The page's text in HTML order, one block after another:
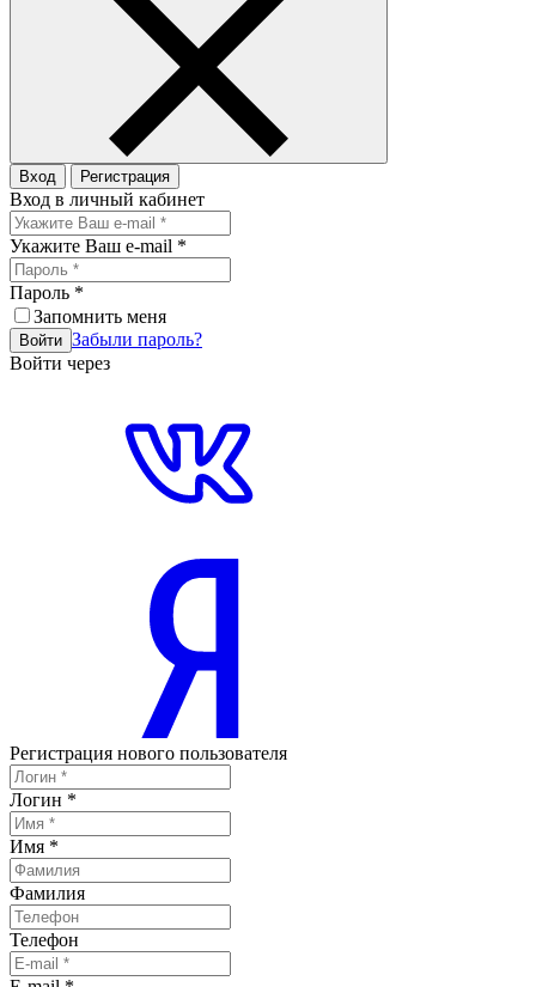
Вход Регистрация
Вход в личный кабинет
Укажите Ваш e-mail *
Пароль *
Запомнить меня
Войти Забыли пароль?
Войти через
Регистрация нового пользователя
Логин *
Имя *
Фамилия
Телефон